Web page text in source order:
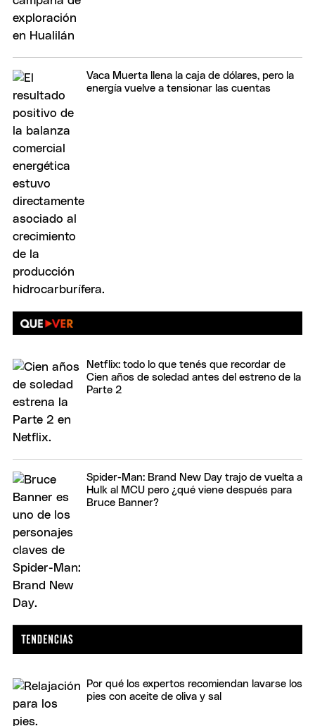
Vaca Muerta llena la caja de dólares, pero la
energía vuelve a tensionar las cuentas
Netflix: todo lo que tenés que recordar de
Cien años de soledad antes del estreno de la
Parte 2
Spider-Man: Brand New Day trajo de vuelta a
Hulk al MCU pero ¿qué viene después para
Bruce Banner?
Por qué los expertos recomiendan lavarse los
pies con aceite de oliva y sal